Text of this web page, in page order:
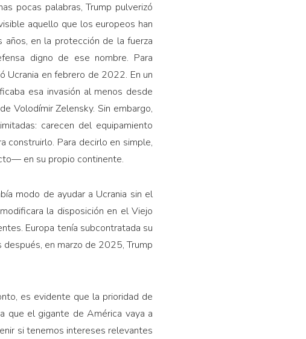
pocas palabras, Trump pulverizó
aquello que los europeos han
años, en la protección de la fuerza
digno de ese nombre. Para
Ucrania en febrero de 2022. En un
esa invasión al menos desde
Volodímir Zelensky. Sin embargo,
carecen del equipamiento
construirlo. Para decirlo en simple,
en su propio continente.
modo de ayudar a Ucrania sin el
la disposición en el Viejo
Europa tenía subcontratada su
en marzo de 2025, Trump
es evidente que la prioridad de
que el gigante de América vaya a
si tenemos intereses relevantes